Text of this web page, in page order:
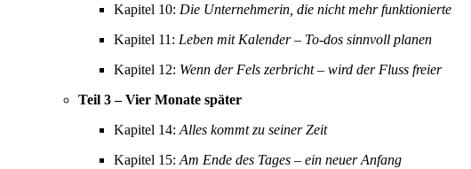
Kapitel 10: Die Unternehmerin, die nicht mehr funktionierte
Kapitel 11: Leben mit Kalender – To-dos sinnvoll planen
Kapitel 12: Wenn der Fels zerbricht – wird der Fluss freier
Teil 3 – Vier Monate später
Kapitel 14: Alles kommt zu seiner Zeit
Kapitel 15: Am Ende des Tages – ein neuer Anfang